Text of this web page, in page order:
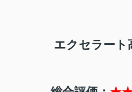
エクセラート